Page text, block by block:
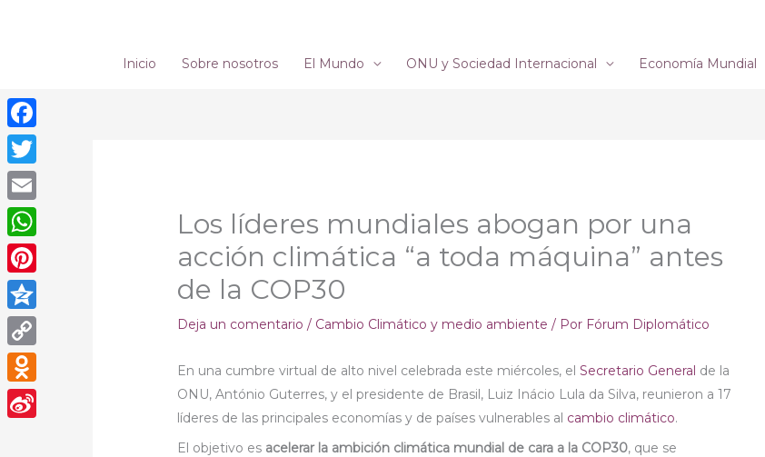
Inicio Sobre nosotros El Mundo ONU y Sociedad Internacional Economía Mundial
Los líderes mundiales abogan por una
acción climática “a toda máquina” antes
de la COP30
Deja un comentario / Cambio Climático y medio ambiente / Por Fórum Diplomático
En una cumbre virtual de alto nivel celebrada este miércoles, elSecretario General de la
ONU, António Guterres, y el presidente de Brasil, Luiz Inácio Lula da Silva, reunieron a 17
líderes de las principales economías y de países vulnerables al cambio climático.
El objetivo es acelerar la ambición climática mundial de cara a la COP30, que se
Facebook
Twitter
Email
WhatsApp
Pinterest
Qzone
Copy
Link
Odnoklassniki